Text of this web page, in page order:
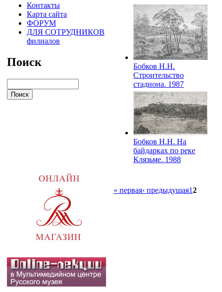
Контакты
Карта сайта
ФОРУМ
ДЛЯ СОТРУДНИКОВ
филиалов
Поиск
Бобков Н.Н.
Строительство
стадиона. 1987
Бобков Н.Н. На
байдарках по реке
Клязьме. 1988
« первая‹ предыдущая12